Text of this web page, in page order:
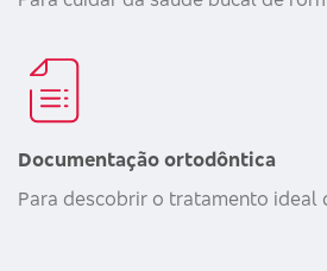
Documentação ortodôntica
Para descobrir o tratamento ideal